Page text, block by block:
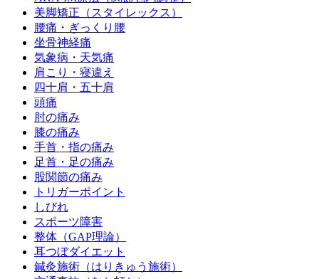
美脚矯正（スタイレックス）
腰痛・ぎっくり腰
坐骨神経痛
気象病・天気痛
肩こり・寝違え
四十肩・五十肩
頭痛
肘の痛み
膝の痛み
手首・指の痛み
足首・足の痛み
股関節の痛み
トリガーポイント
しびれ
スポーツ障害
整体（GAP理論）
耳つぼダイエット
鍼灸施術（はりきゅう施術）